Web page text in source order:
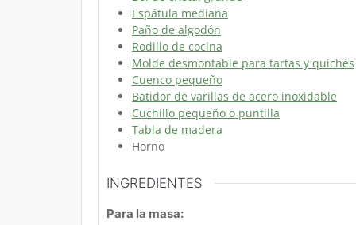
Espátula mediana
Paño de algodón
Rodillo de cocina
Molde desmontable para tartas y quichés
Cuenco pequeño
Batidor de varillas de acero inoxidable
Cuchillo pequeño o puntilla
Tabla de madera
Horno
INGREDIENTES
Para la masa: